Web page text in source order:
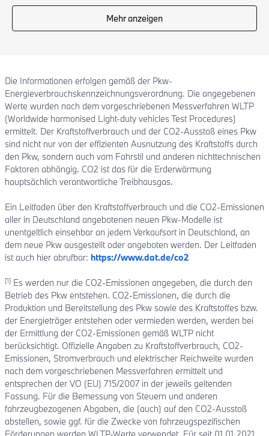
Mehr anzeigen
Die Informationen erfolgen gemäß der Pkw-
Energieverbrauchskennzeichnungsverordnung. Die angegebenen
Werte wurden nach dem vorgeschriebenen Messverfahren WLTP
(Worldwide harmonised Light-duty vehicles Test Procedures)
ermittelt. Der Kraftstoffverbrauch und der CO2-Ausstoß eines Pkw
sind nicht nur von der effizienten Ausnutzung des Kraftstoffs durch
den Pkw, sondern auch vom Fahrstil und anderen nichttechnischen
Faktoren abhängig. CO2 ist das für die Erderwärmung
hauptsächlich verantwortliche Treibhausgas.
Ein Leitfaden über den Kraftstoffverbrauch und die CO2-Emissionen
aller in Deutschland angebotenen neuen Pkw-Modelle ist
unentgeltlich einsehbar an jedem Verkaufsort in Deutschland, an
dem neue Pkw ausgestellt oder angeboten werden. Der Leitfaden
ist auch hier abrufbar: https://www.dat.de/co2
[1] Es werden nur die CO2-Emissionen angegeben, die durch den
Betrieb des Pkw entstehen. CO2-Emissionen, die durch die
Produktion und Bereitstellung des Pkw sowie des Kraftstoffes bzw.
der Energieträger entstehen oder vermieden werden, werden bei
der Ermittlung der CO2-Emissionen gemäß WLTP nicht
berücksichtigt. Offizielle Angaben zu Kraftstoffverbrauch, CO2-
Emissionen, Stromverbrauch und elektrischer Reichweite wurden
nach dem vorgeschriebenen Messverfahren ermittelt und
entsprechen der VO (EU) 715/2007 in der jeweils geltenden
Fassung. Für die Bemessung von Steuern und anderen
fahrzeugbezogenen Abgaben, die (auch) auf den CO2-Ausstoß
abstellen, sowie ggf. für die Zwecke von fahrzeugspezifischen